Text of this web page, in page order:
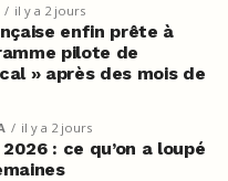
il y a 2 jours
enfin prête à
pilote de
» après des mois de
il y a 2 jours
: ce qu’on a loupé